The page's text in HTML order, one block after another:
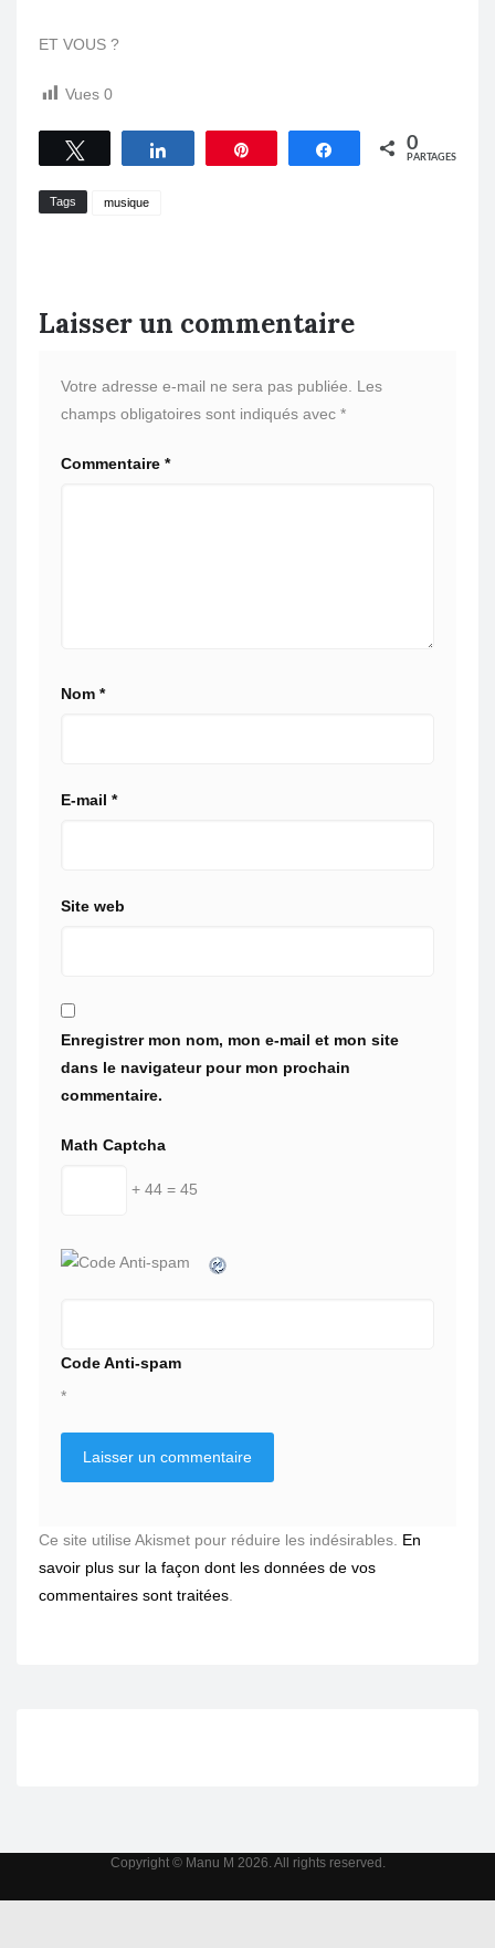
ET VOUS ?
Vues 0
Tweetez Partagez Partagez 0
PARTAGES
Tags musique
Laisser un commentaire
Votre adresse e-mail ne sera pas publiée.
Les
champs obligatoires sont indiqués avec *
Commentaire *
Nom *
E-mail *
Site web
Enregistrer mon nom, mon e-mail et mon site
dans le navigateur pour mon prochain
commentaire.
Math Captcha
+ 44 = 45
Code Anti-spam
*
Ce site utilise Akismet pour réduire les indésirables. En
savoir plus sur la façon dont les données de vos
commentaires sont traitées
Copyright © Manu M 2026. All rights reserved.